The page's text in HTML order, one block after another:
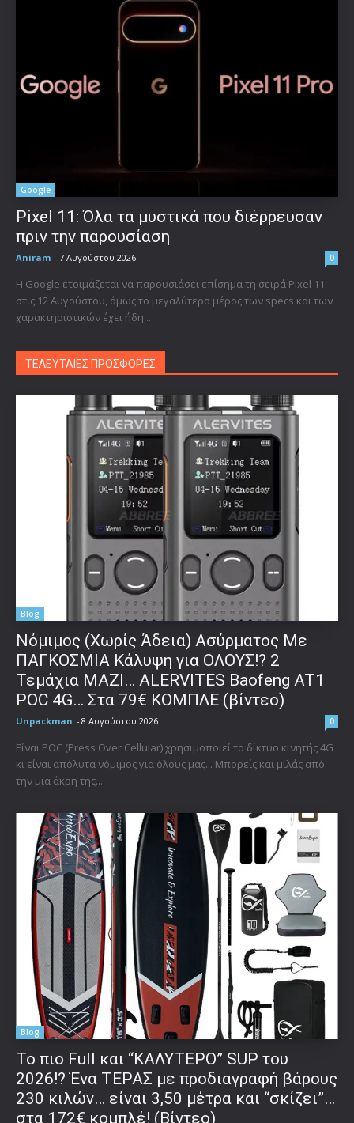
Google
Pixel 11: Όλα τα μυστικά που διέρρευσαν
πριν την παρουσίαση
Aniram - 7 Αυγούστου 2026 0
Η Google ετοιμάζεται να παρουσιάσει επίσημα τη σειρά Pixel 11
στις 12 Αυγούστου, όμως το μεγαλύτερο μέρος των specs και των
χαρακτηριστικών έχει ήδη...
ΤΕΛΕΥΤΑΙΕΣ ΠΡΟΣΦΟΡΕΣ
Blog
Νόμιμος (Χωρίς Άδεια) Ασύρματος Με
ΠΑΓΚΟΣΜΙΑ Κάλυψη για ΟΛΟΥΣ!? 2
Τεμάχια ΜΑΖΙ… ALERVITES Baofeng AT1
POC 4G… Στα 79€ ΚΟΜΠΛΕ (βίντεο)
Unpackman - 8 Αυγούστου 2026 0
Είναι POC (Press Over Cellular) χρησιμοποιεί το δίκτυο κινητής 4G
κι είναι απόλυτα νόμιμος για όλους μας... Μπορείς και μιλάς από
την μια άκρη της...
Blog
To πιο Full και “ΚΑΛΥΤΕΡΟ” SUP του
2026!? Ένα ΤΕΡΑΣ με προδιαγραφή βάρους
230 κιλών… είναι 3,50 μέτρα και “σκίζει”…
στα 172€ κομπλέ! (Βίντεο)